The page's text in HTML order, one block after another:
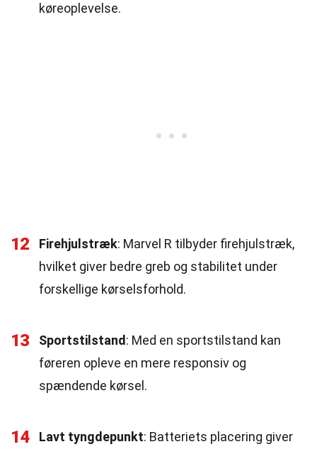
køreoplevelse.
12 Firehjulstræk: Marvel R tilbyder firehjulstræk,
hvilket giver bedre greb og stabilitet under
forskellige kørselsforhold.
13 Sportstilstand : Med en sportstilstand kan
føreren opleve en mere responsiv og
spændende kørsel.
14 Lavt tyngdepunkt: Batteriets placering giver